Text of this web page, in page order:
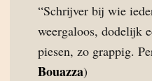
“Schrijver bij wie
weergaloos, dodelijk
piesen, zo grappig.
Bouazza)